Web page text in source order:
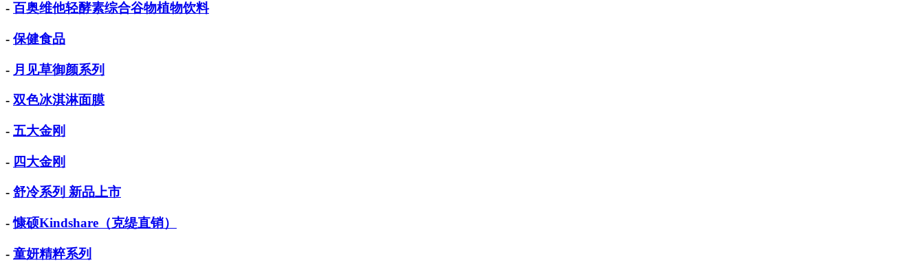
- 百奥维他轻酵素综合谷物植物饮料
- 保健食品
- 月见草御颜系列
- 双色冰淇淋面膜
- 五大金刚
- 四大金刚
- 舒冷系列 新品上市
-慷硕Kindshare（克缇直销）
- 童妍精粹系列